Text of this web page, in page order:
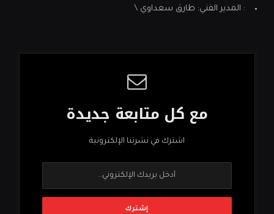
: المدير الفني: طارق سعداوي \
مع كل متابعة جديدة
اشترك في نشرتنا الإلكترونية